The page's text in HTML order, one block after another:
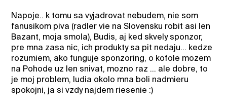
Napoje.. k tomu sa vyjadrovat nebudem, nie som
fanusikom piva (radler vie na Slovensku robit asi len
Bazant, moja smola), Budis, aj ked skvely sponzor,
pre mna zasa nic, ich produkty sa pit nedaju... kedze
rozumiem, ako funguje sponzoring, o kofole mozem
na Pohode uz len snivat, mozno raz ... ale dobre, to
je moj problem, ludia okolo mna boli nadmieru
spokojni, ja si vzdy najdem riesenie :)